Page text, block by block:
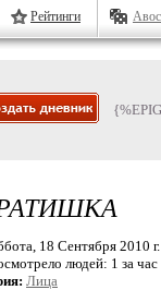
Рейтинги
18 Сентября 2010
людей: 1 за
Лица